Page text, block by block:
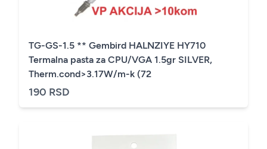
TG-GS-1.5 ** Gembird HALNZIYE HY710
Termalna pasta za CPU/VGA 1.5gr SILVER,
Therm.cond>3.17W/m-k (72
190 RSD